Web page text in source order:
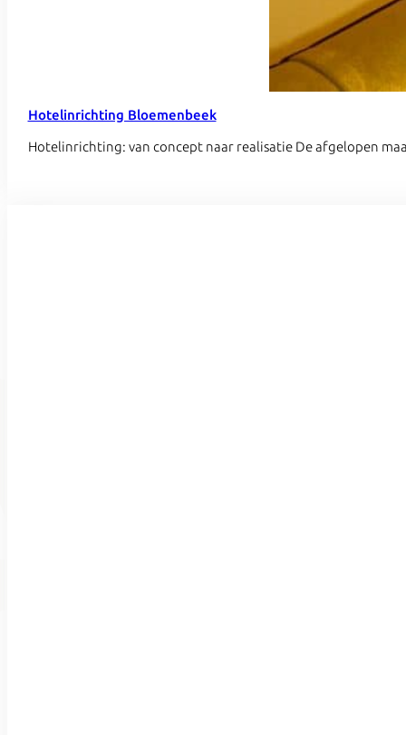
Hotelinrichting Bloemenbeek
Hotelinrichting: van concept naar realisatie De afgelopen